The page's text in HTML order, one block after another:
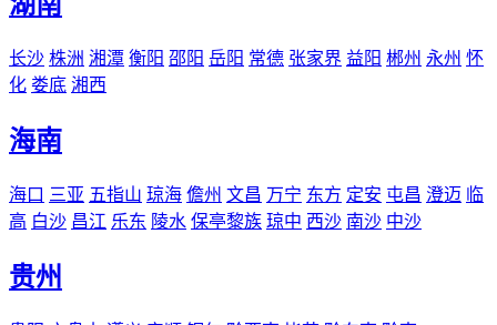
长沙 株洲 湘潭 衡阳 邵阳 岳阳 常德 张家界 益阳 郴州 永州 怀
化 娄底 湘西
海南
海口 三亚 五指山 琼海 儋州 文昌 万宁 东方 定安 屯昌 澄迈 临
高 白沙 昌江 乐东 陵水 保亭黎族 琼中 西沙 南沙 中沙
贵州